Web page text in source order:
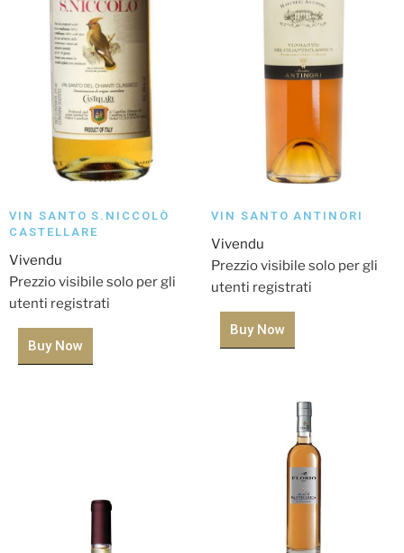
VIN SANTO S.NICCOLÒ
CASTELLARE
Vivendu
Prezzio visibile solo per gli
utenti registrati
Buy Now
VIN SANTO ANTINORI
Vivendu
Prezzio visibile solo per gli
utenti registrati
Buy Now